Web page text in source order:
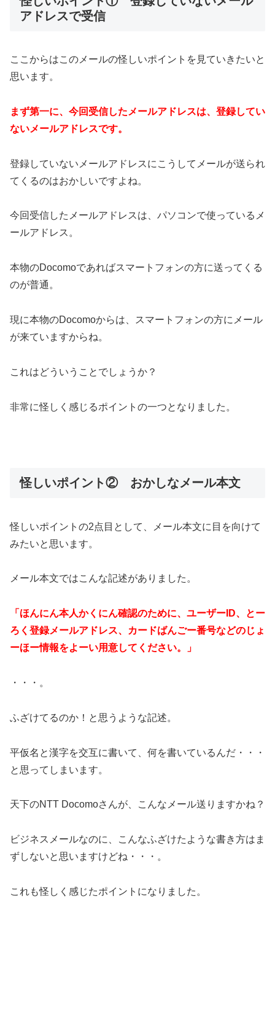
アドレスで受信
ここからはこのメールの怪しいポイントを見ていきたいと
思います。
まず第一に、今回受信したメールアドレスは、登録してい
ないメールアドレスです。
登録していないメールアドレスにこうしてメールが送られ
てくるのはおかしいですよね。
今回受信したメールアドレスは、パソコンで使っているメ
ールアドレス。
本物のDocomoであればスマートフォンの方に送ってくる
のが普通。
現に本物のDocomoからは、スマートフォンの方にメール
が来ていますからね。
これはどういうことでしょうか？
非常に怪しく感じるポイントの一つとなりました。
怪しいポイント② おかしなメール本文
怪しいポイントの2点目として、メール本文に目を向けて
みたいと思います。
メール本文ではこんな記述がありました。
「ほんにん本人かくにん確認のために、ユーザーID、とー
ろく登録メールアドレス、カードばんごー番号などのじょ
ーほー情報をよーい用意してください。」
・・・。
ふざけてるのか！と思うような記述。
平仮名と漢字を交互に書いて、何を書いているんだ・・・
と思ってしまいます。
天下のNTT Docomoさんが、こんなメール送りますかね？
ビジネスメールなのに、こんなふざけたような書き方はま
ずしないと思いますけどね・・・。
これも怪しく感じたポイントになりました。